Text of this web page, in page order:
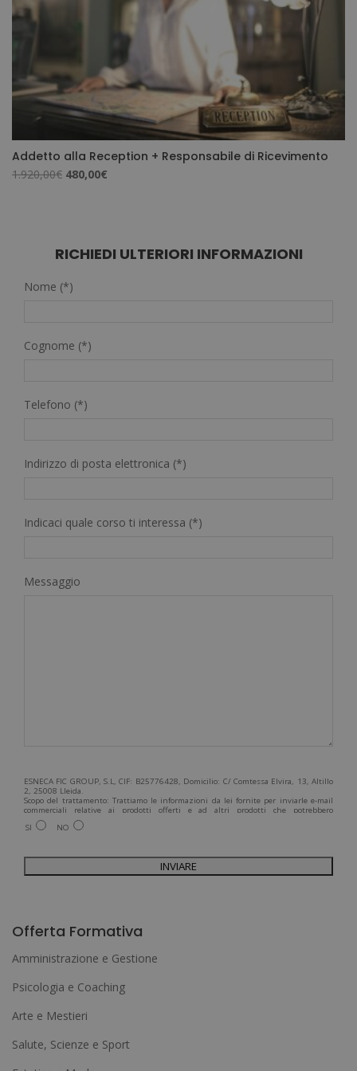
Addetto alla Reception + Responsabile di Ricevimento
1.920,00€ Il
1.920,00€.
480,00€
480,00€.
RICHIEDI ULTERIORI INFORMAZIONI
Nome (*)
Cognome (*)
Telefono (*)
Indirizzo di posta elettronica (*)
Indicaci quale corso ti interessa (*)
Messaggio
ESNECA FIC GROUP, S.L, CIF: B25776428, Domicilio: C/ Comtessa Elvira, 13, Altillo
2, 25008 Lleida.
Scopo del trattamento: Trattiamo le informazioni da lei fornite per inviarle e-mail
commerciali relative ai prodotti offerti e ad altri prodotti che potrebbero
interessarla. Legittimazione del trattamento: Consenso dell'interessato. Diritti:
Può esercitare i suoi diritti identificandosi sufficientemente e contattandoci
ricevere informazioni commerciali (per telefono e/o via e-mail):
SI NO
l
r
n
a
Offerta Formativa
Amministrazione e Gestione
Psicologia e Coaching
Arte e Mestieri
Salute, Scienze e Sport